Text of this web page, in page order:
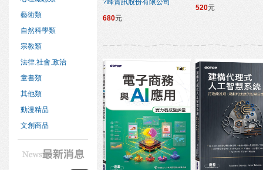
藝術類
自然科學類
宗教類
法律.社會.政治
童書類
其他類
動漫精品
文創商品
?峰資訊股份有限公司
680元
520元